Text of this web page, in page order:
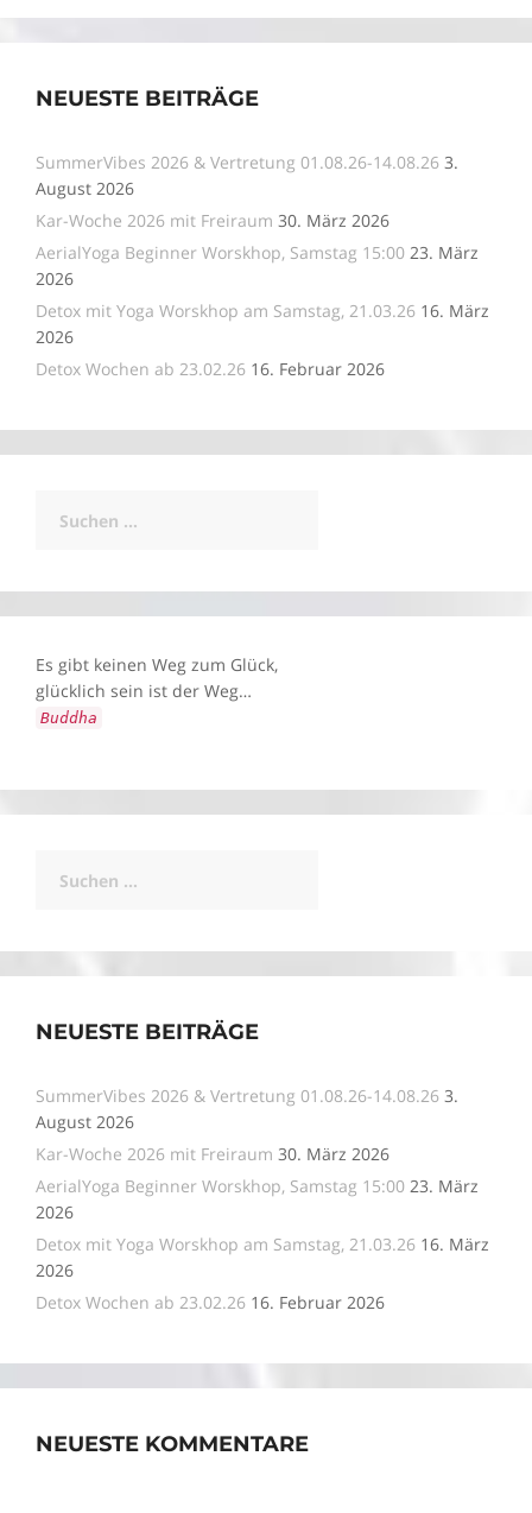
NEUESTE BEITRÄGE
SummerVibes 2026 & Vertretung 01.08.26-14.08.26 3.
August 2026
Kar-Woche 2026 mit Freiraum 30. März 2026
AerialYoga Beginner Worskhop, Samstag 15:00 23. März
2026
Detox mit Yoga Worskhop am Samstag, 21.03.26 16. März
2026
Detox Wochen ab 23.02.26 16. Februar 2026
nach:
Es gibt keinen Weg zum Glück,
glücklich sein ist der Weg…
Buddha
nach:
NEUESTE BEITRÄGE
SummerVibes 2026 & Vertretung 01.08.26-14.08.26 3.
August 2026
Kar-Woche 2026 mit Freiraum 30. März 2026
AerialYoga Beginner Worskhop, Samstag 15:00 23. März
2026
Detox mit Yoga Worskhop am Samstag, 21.03.26 16. März
2026
Detox Wochen ab 23.02.26 16. Februar 2026
NEUESTE KOMMENTARE